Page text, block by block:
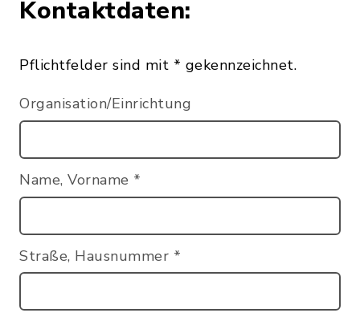
Kontaktdaten:
Pflichtfelder sind mit * gekennzeichnet.
Organisation/Einrichtung
Name, Vorname *
Straße, Hausnummer *